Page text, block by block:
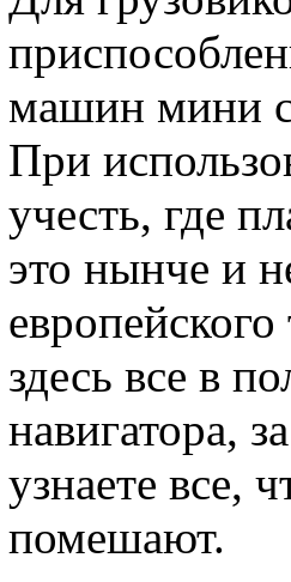
машин мини
При
учесть, где
это нынче и
здесь все в
навигатора,
узнаете все,
помешают.